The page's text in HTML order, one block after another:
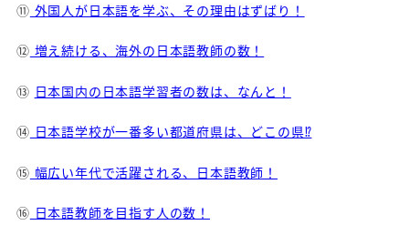
⑪ 外国人が日本語を学ぶ、その理由はずばり！
⑫ 増え続ける、海外の日本語教師の数！
⑬ 日本国内の日本語学習者の数は、なんと！
⑭ 日本語学校が一番多い都道府県は、どこの県⁉
⑮ 幅広い年代で活躍される、日本語教師！
⑯ 日本語教師を目指す人の数！